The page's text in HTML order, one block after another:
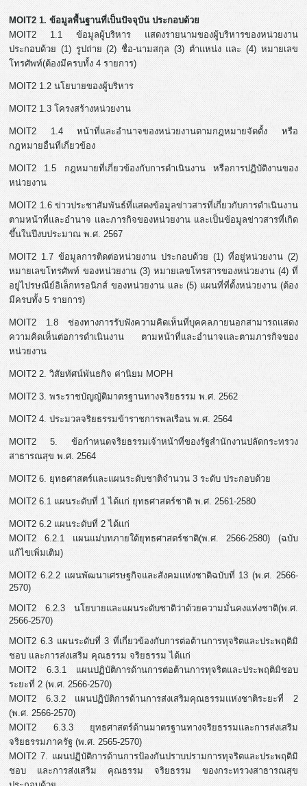
MOIT2 1. ข้อมูลพื้นฐานที่เป็นปัจจุบัน ประกอบด้วย
MOIT2 1.1 ข้อมูลผู้บริหาร แสดงรายนามของผู้บริหารของหน่วยงาน
ประกอบด้วย (1) รูปถ่าย (2) ชื่อ-นามสกุล (3) ตำแหน่ง และ (4) หมายเลข
โทรศัพท์(ต้องมีครบทั้ง 4 รายการ)
MOIT2 1.2 นโยบายของผู้บริหาร
MOIT2 1.3 โครงสร้างหน่วยงาน
MOIT2 1.4 หน้าที่และอำนาจของหน่วยงานตามกฎหมายจัดตั้ง หรือ
กฎหมายอื่นที่เกี่ยวข้อง
MOIT2 1.5 กฎหมายที่เกี่ยวข้องกับการดำเนินงาน หรือการปฏิบัติงานของ
หน่วยงาน
MOIT2 1.6 ข่าวประชาสัมพันธ์ที่แสดงข้อมูลข่าวสารที่เกี่ยวกับการดำเนินงาน
ตามหน้าที่และอำนาจ และภารกิจของหน่วยงาน และเป็นข้อมูลข่าวสารที่เกิด
ขึ้นในปีงบประมาณ พ.ศ. 2567
MOIT2 1.7 ข้อมูลการติดต่อหน่วยงาน ประกอบด้วย (1) ที่อยู่หน่วยงาน (2)
หมายเลขโทรศัพท์ ของหน่วยงาน (3) หมายเลขโทรสารของหน่วยงาน (4) ที่
อยู่ไปรษณีย์อิเล็กทรอนิกส์ ของหน่วยงาน และ (5) แผนที่ที่ตั้งหน่วยงาน (ต้อง
มีครบทั้ง 5 รายการ)
MOIT2 1.8 ช่องทางการรับฟังความคิดเห็นที่บุคคลภายนอกสามารถแสดง
ความคิดเห็นต่อการดำเนินงาน ตามหน้าที่และอำนาจและตามภารกิจของ
หน่วยงาน
MOIT2 2. วิสัยทัศน์พันธกิจ ค่านิยม MOPH
MOIT2 3. พระราชบัญญัติมาตรฐานทางจริยธรรม พ.ศ. 2562
MOIT2 4. ประมวลจริยธรรมข้าราชการพลเรือน พ.ศ. 2564
MOIT2 5. ข้อกำหนดจริยธรรมเจ้าหน้าที่ของรัฐสำนักงานปลัดกระทรวง
สาธารณสุข พ.ศ. 2564
MOIT2 6. ยุทธศาสตร์และแผนระดับชาติจำนวน 3 ระดับ ประกอบด้วย
MOIT2 6.1 แผนระดับที่ 1 ได้แก่ ยุทธศาสตร์ชาติ พ.ศ. 2561-2580
MOIT2 6.2 แผนระดับที่ 2 ได้แก่
MOIT2 6.2.1 แผนแม่บทภายใต้ยุทธศาสตร์ชาติ(พ.ศ. 2566-2580) (ฉบับ
แก้ไขเพิ่มเติม)
MOIT2 6.2.2 แผนพัฒนาเศรษฐกิจและสังคมแห่งชาติฉบับที่ 13 (พ.ศ. 2566-
2570)
MOIT2 6.2.3 นโยบายและแผนระดับชาติว่าด้วยความมั่นคงแห่งชาติ(พ.ศ.
2566-2570)
MOIT2 6.3 แผนระดับที่ 3 ที่เกี่ยวข้องกับการต่อต้านการทุจริตและประพฤติมิ
ชอบ และการส่งเสริม คุณธรรม จริยธรรม ได้แก่
MOIT2 6.3.1 แผนปฏิบัติการด้านการต่อต้านการทุจริตและประพฤติมิชอบ
ระยะที่ 2 (พ.ศ. 2566-2570)
MOIT2 6.3.2 แผนปฏิบัติการด้านการส่งเสริมคุณธรรมแห่งชาติระยะที่ 2
(พ.ศ. 2566-2570)
MOIT2 6.3.3 ยุทธศาสตร์ด้านมาตรฐานทางจริยธรรมและการส่งเสริม
จริยธรรมภาครัฐ (พ.ศ. 2565-2570)
MOIT2 7. แผนปฏิบัติการด้านการป้องกันปราบปรามการทุจริตและประพฤติมิ
ชอบ และการส่งเสริม คุณธรรม จริยธรรม ของกระทรวงสาธารณสุข